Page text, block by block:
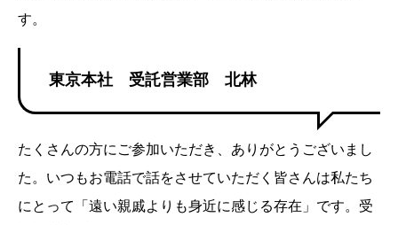
す。
東京本社 受託営業部 北林
たくさんの方にご参加いただき、ありがとうございまし
た。いつもお電話で話をさせていただく皆さんは私たち
にとって「遠い親戚よりも身近に感じる存在」です。受